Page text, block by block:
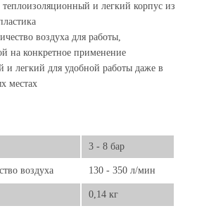
и легкий корпус из
воздуха для работы,
на конкретное применение
и легкий для удобной работы даже в
местах
3 - 8 бар
воздуха 130 - 350 л/мин
0,14 кг